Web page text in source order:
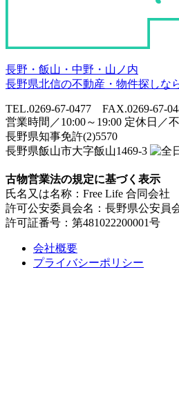
長野・飯山・中野・山ノ内
長野県北信の不動産・物件探しな
TEL.0269-67-0477 FAX.0269-67-
営業時間／10:00～19:00 定休日／
長野県知事免許(2)5570
長野県飯山市大字飯山1469-3
古物営業法の規定に基づく表示
氏名又は名称：Free Life 合同会
許可公安委員会名：長野県公安員
許可証番号：第481022200001号
会社概要
プライバシーポリシー